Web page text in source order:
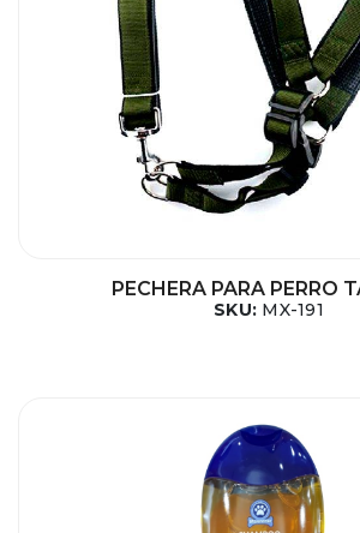
PECHERA PARA PERRO
SKU: MX-191